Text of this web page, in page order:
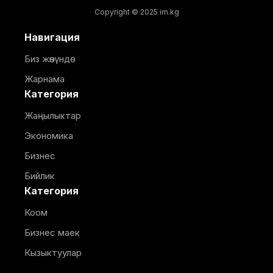
Copyright © 2025 im.kg
Навигация
Биз жөнүндө
Жарнама
Категория
Жаңылыктар
Экономика
Бизнес
Бийлик
Категория
Коом
Бизнес маек
Кызыктуулар